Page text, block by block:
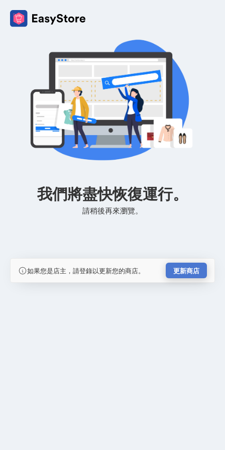
我們將盡快恢復運行。
請稍後再來瀏覽。
如果您是店主，請登錄以更新您的商店。 更新商店